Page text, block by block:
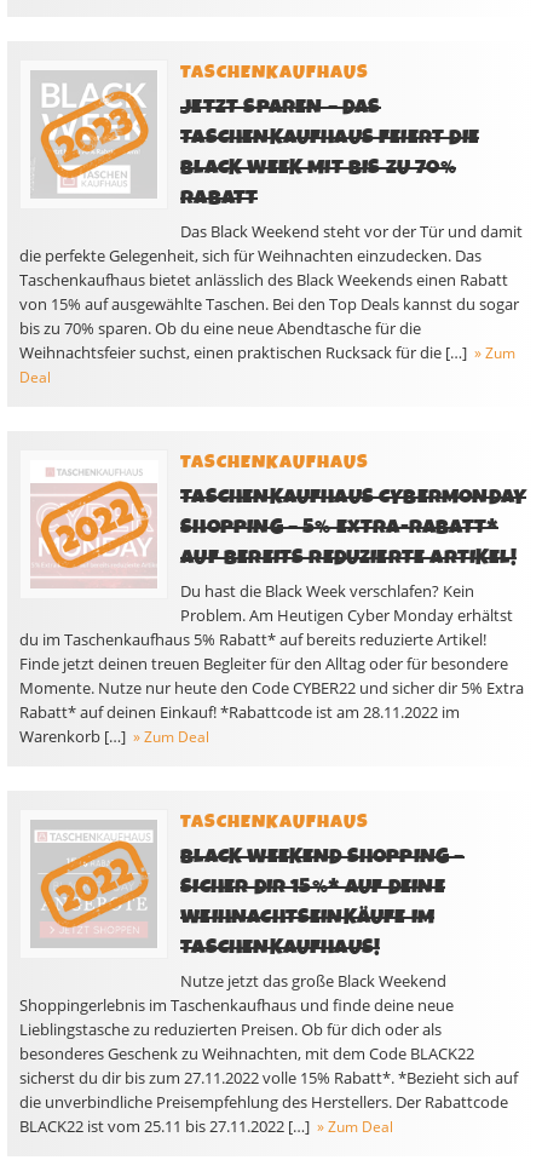
TASCHENKAUFHAUS
JETZT SPAREN – DAS
TASCHENKAUFHAUS FEIERT DIE
BLACK WEEK MIT BIS ZU 70%
RABATT
Das Black Weekend steht vor der Tür und damit
die perfekte Gelegenheit, sich für Weihnachten einzudecken. Das
Taschenkaufhaus bietet anlässlich des Black Weekends einen Rabatt
von 15% auf ausgewählte Taschen. Bei den Top Deals kannst du sogar
bis zu 70% sparen. Ob du eine neue Abendtasche für die
Weihnachtsfeier suchst, einen praktischen Rucksack für die […] » Zum
Deal
TASCHENKAUFHAUS
TASCHENKAUFHAUS CYBERMONDAY
SHOPPING – 5% EXTRA-RABATT*
AUF BEREITS REDUZIERTE ARTIKEL!
Du hast die Black Week verschlafen? Kein
Problem. Am Heutigen Cyber Monday erhältst
du im Taschenkaufhaus 5% Rabatt* auf bereits reduzierte Artikel!
Finde jetzt deinen treuen Begleiter für den Alltag oder für besondere
Momente. Nutze nur heute den Code CYBER22 und sicher dir 5% Extra
Rabatt* auf deinen Einkauf! *Rabattcode ist am 28.11.2022 im
Warenkorb […] » Zum Deal
TASCHENKAUFHAUS
BLACK WEEKEND SHOPPING –
SICHER DIR 15%* AUF DEINE
WEIHNACHTSEINKÄUFE IM
TASCHENKAUFHAUS!
Nutze jetzt das große Black Weekend
Shoppingerlebnis im Taschenkaufhaus und finde deine neue
Lieblingstasche zu reduzierten Preisen. Ob für dich oder als
besonderes Geschenk zu Weihnachten, mit dem Code BLACK22
sicherst du dir bis zum 27.11.2022 volle 15% Rabatt*. *Bezieht sich auf
die unverbindliche Preisempfehlung des Herstellers. Der Rabattcode
BLACK22 ist vom 25.11 bis 27.11.2022 […] » Zum Deal